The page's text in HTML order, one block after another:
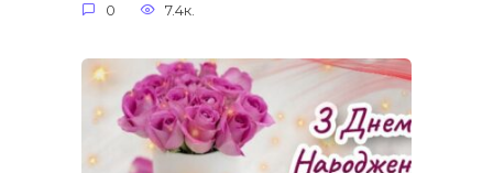
0 7.4к.